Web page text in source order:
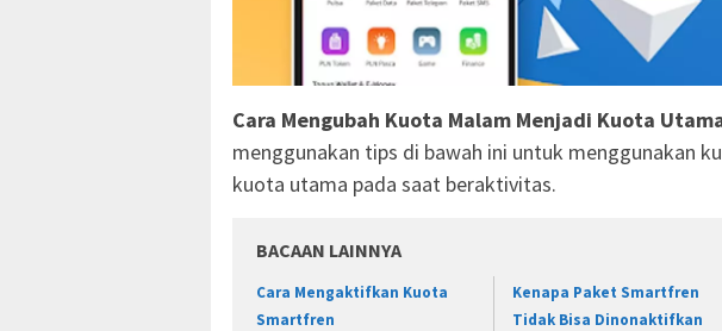
Cara Mengubah Kuota Malam Menjadi Kuota
menggunakan tips di bawah ini untuk menggunakan
kuota utama pada saat beraktivitas.
BACAAN LAINNYA
Cara Mengaktifkan Kuota
Smartfren
Kenapa Paket Smartfren
Tidak Bisa Dinonaktifkan